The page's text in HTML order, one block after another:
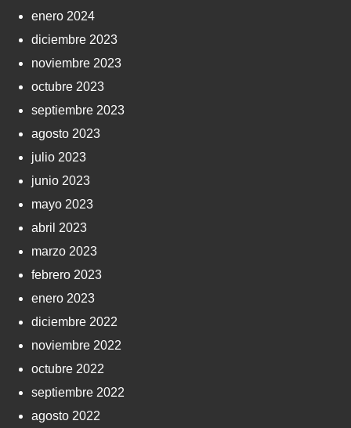
enero 2024
diciembre 2023
noviembre 2023
octubre 2023
septiembre 2023
agosto 2023
julio 2023
junio 2023
mayo 2023
abril 2023
marzo 2023
febrero 2023
enero 2023
diciembre 2022
noviembre 2022
octubre 2022
septiembre 2022
agosto 2022